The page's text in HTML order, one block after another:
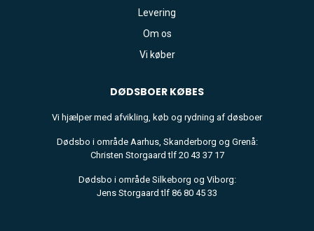
Levering
Om os
Vi køber
DØDSBOER KØBES
Vi hjælper med afvikling, køb og rydning af døsboer
Dødsbo i område Aarhus, Skanderborg og Grenå:
Christen Storgaard tlf 20 43 37 17
Dødsbo i område Silkeborg og Viborg:
Jens Storgaard tlf 86 80 45 33